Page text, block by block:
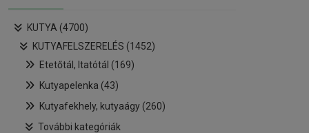
KUTYA (4700)
KUTYAFELSZERELÉS (1452)
Etetőtál, Itatótál (169)
Kutyapelenka (43)
Kutyafekhely, kutyaágy (260)
További kategóriák